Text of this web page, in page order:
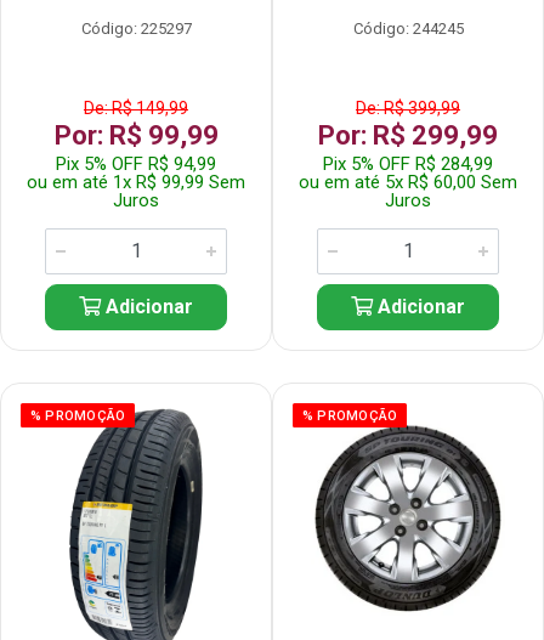
Código: 225297
De: R$ 149,99
Por: R$ 99,99
Pix 5% OFF R$ 94,99
ou em até 1x R$ 99,99 Sem
Juros
Adicionar
Código: 244245
De: R$ 399,99
Por: R$ 299,99
Pix 5% OFF R$ 284,99
ou em até 5x R$ 60,00 Sem
Juros
Adicionar
% PROMOÇÃO % PROMOÇÃO